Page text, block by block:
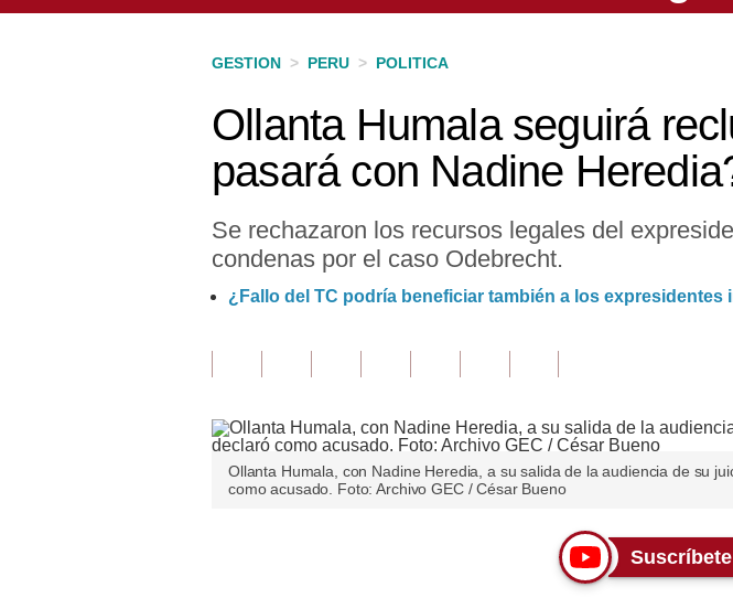
Perú
GESTION > PERU > POLITICA
Ollanta Humala seguirá
pasará con Nadine
Se rechazaron los recursos legales del
condenas por el caso Odebrecht.
¿Fallo del TC podría beneficiar también a los expresidentes
Ollanta Humala, con Nadine Heredia, a su salida de la audiencia de su
como acusado. Foto: Archivo GEC / César Bueno